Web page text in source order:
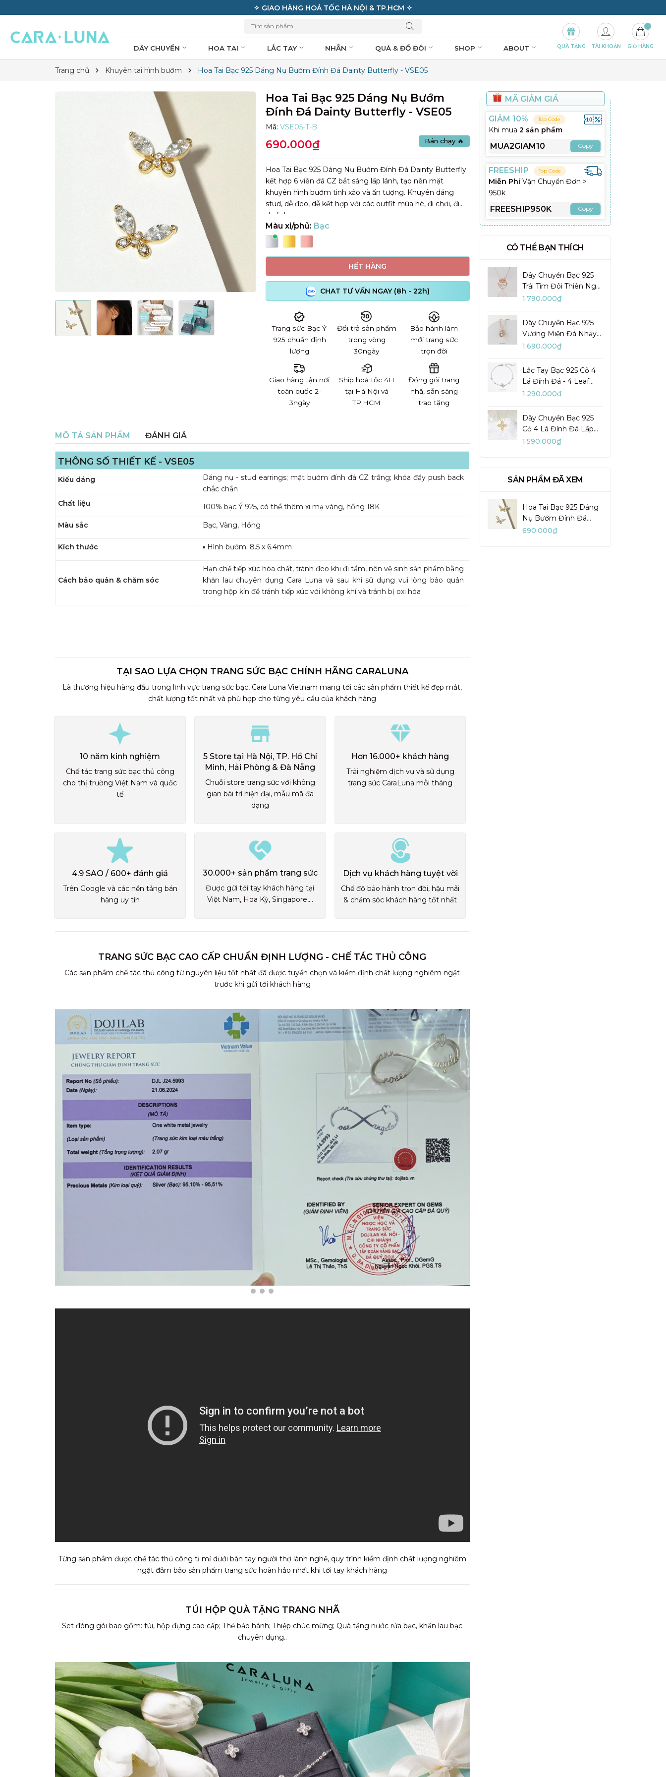
✧ GIAO HÀNG HOẢ TỐC HÀ NỘI & TP.HCM ✧
DÂY CHUYỀN HOA TAI LẮC TAY NHẪN QUÀ & ĐỒ ĐÔI SHOP ABOUT QUÀ TẶNG TÀI KHOẢN GIỎ HÀNG
Trang chủ Khuyên tai hình bướm Hoa Tai Bạc 925 Dáng Nụ Bướm Đính Đá Dainty Butterfly - VSE05
Hoa Tai Bạc 925 Dáng Nụ Bướm
Đính Đá Dainty Butterfly - VSE05
Mã:VSE05-T-B
Bán chạy 🔥
690.000₫
Hoa Tai Bạc 925 Dáng Nụ Bướm Đính Đá Dainty Butterfly
kết hợp 6 viên đá CZ bắt sáng lấp lánh, tạo nên mặt
khuyên hình bướm tinh xảo và ấn tượng. Khuyên dáng
stud, dễ đeo, dễ kết hợp với các outfit mùa hè, đi chơi, đi
du lịch.
Màu xi/phủ: Bạc
HẾT HÀNG
CHAT TƯ VẤN NGAY (8h - 22h)
Trang sức Bạc Ý
925 chuẩn định
lượng
Đổi trả sản phẩm
trong vòng
30ngày
Bảo hành làm
mới trang sức
trọn đời
Giao hàng tận nơi
toàn quốc 2-
3ngày
Ship hoả tốc 4H
tại Hà Nội và
TP.HCM
Đóng gói trang
nhã, sẵn sàng
trao tặng
MÔ TẢ SẢN PHẨM ĐÁNH GIÁ
THÔNG SỐ THIẾT KẾ - VSE05
Kiểu dáng
Dáng nụ - stud earrings; mặt bướm đính đá CZ trắng; khóa đẩy push back
chắc chắn
Chất liệu
100% bạc Ý 925, có thể thêm xi mạ vàng, hồng 18K
Màu sắc Bạc, Vàng, Hồng
Kích thước ▪️ Hình bướm: 8.5 x 6.4mm
Cách bảo quản & chăm sóc
Hạn chế tiếp xúc hóa chất, tránh đeo khi đi tắm, nên vệ sinh sản phẩm bằng
khăn lau chuyên dụng Cara Luna và sau khi sử dụng vui lòng bảo quản
trong hộp kín để tránh tiếp xúc với không khí và tránh bị oxi hóa
TẠI SAO LỰA CHỌN TRANG SỨC BẠC CHÍNH HÃNG CARALUNA
Là thương hiệu hàng đầu trong lĩnh vực trang sức bạc, Cara Luna Vietnam mang tới các sản phẩm thiết kế đẹp mắt,
chất lượng tốt nhất và phù hợp cho từng yêu cầu của khách hàng
10 năm kinh nghiệm
Chế tác trang sức bạc thủ công
cho thị trường Việt Nam và quốc
tế
5 Store tại Hà Nội, TP. Hồ Chí
Minh, Hải Phòng & Đà Nẵng
Chuỗi store trang sức với không
gian bài trí hiện đại, mẫu mã đa
dạng
Hơn 16.000+ khách hàng
Trải nghiệm dịch vụ và sử dụng
trang sức CaraLuna mỗi tháng
4.9 SAO / 600+ đánh giá
Trên Google và các nền tảng bán
hàng uy tín
30.000+ sản phẩm trang sức
Được gửi tới tay khách hàng tại
Việt Nam, Hoa Kỳ, Singapore,...
Dịch vụ khách hàng tuyệt vời
Chế độ bảo hành trọn đời, hậu mãi
& chăm sóc khách hàng tốt nhất
TRANG SỨC BẠC CAO CẤP CHUẨN ĐỊNH LƯỢNG - CHẾ TÁC THỦ CÔNG
Các sản phẩm chế tác thủ công từ nguyên liệu tốt nhất đã được tuyển chọn và kiểm định chất lượng nghiêm ngặt
trước khi gửi tới khách hàng
Từng sản phẩm được chế tác thủ công tỉ mỉ dưới bàn tay người thợ lành nghề, quy trình kiểm định chất lượng nghiêm
ngặt đảm bảo sản phẩm trang sức hoàn hảo nhất khi tới tay khách hàng
TÚI HỘP QUÀ TẶNG TRANG NHÃ
Set đóng gói bao gồm: túi, hộp đựng cao cấp; Thẻ bảo hành; Thiệp chúc mừng; Quà tặng nước rửa bạc, khăn lau bạc
chuyên dụng..
MÃ GIẢM GIÁ
GIẢM 10% Top Code
Khi mua 2 sản phẩm
MUA2GIAM10 Copy
FREESHIP Top Code
Miễn PhíVận Chuyển Đơn >
950k
FREESHIP950K Copy
CÓ THỂ BẠN THÍCH
Dây Chuyền Bạc 925
Trái Tim Đôi Thiên Nga
Đá Nhảy Pretty Swan -
1.790.000₫
Dây Chuyền Bạc 925
Vương Miện Đá Nhảy
My Queen - VYN13
1.690.000₫
Lắc Tay Bạc 925 Cỏ 4
Lá Đính Đá - 4 Leaf
Clover - VYB27
1.290.000₫
Dây Chuyền Bạc 925
Cỏ 4 Lá Đính Đá Lấp
Lánh Lady Clover -
1.590.000₫
SẢN PHẨM ĐÃ XEM
Hoa Tai Bạc 925 Dáng
Nụ Bướm Đính Đá
Dainty Butterfly -
690.000₫